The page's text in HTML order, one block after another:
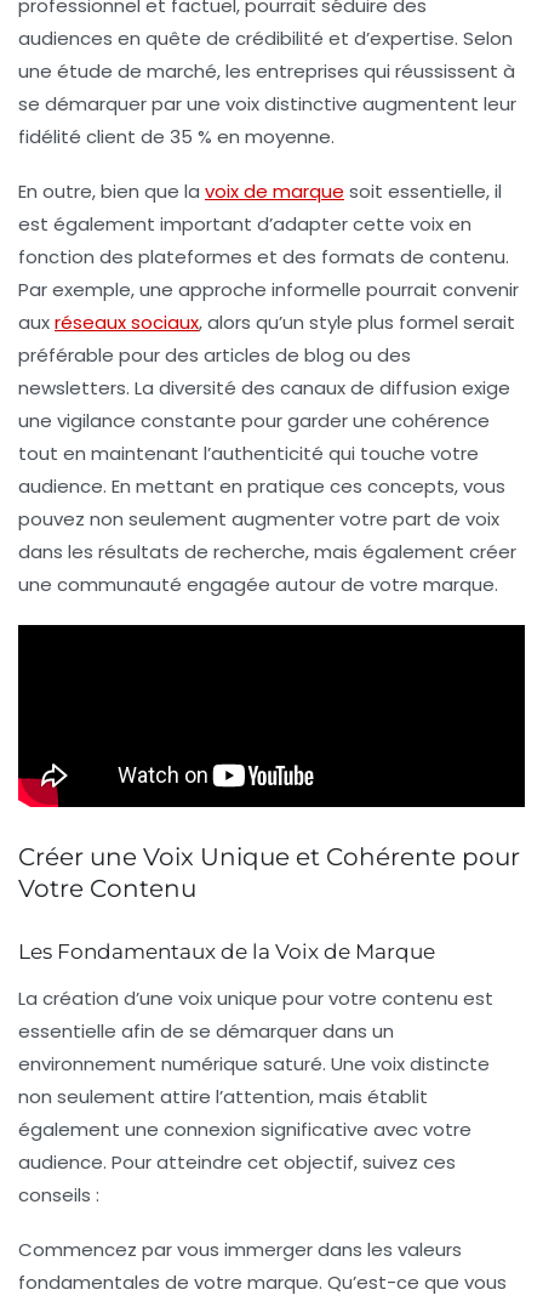
professionnel et factuel, pourrait séduire des
audiences en quête de crédibilité et d’expertise. Selon
une étude de marché, les entreprises qui réussissent à
se démarquer par une voix distinctive augmentent leur
fidélité client de 35 % en moyenne.
En outre, bien que la voix de marque soit essentielle, il
est également important d’adapter cette voix en
fonction des plateformes et des formats de contenu.
Par exemple, une approche informelle pourrait convenir
auxréseaux sociaux, alors qu’un style plus formel serait
préférable pour des articles de blog ou des
newsletters. La diversité des canaux de diffusion exige
une vigilance constante pour garder une cohérence
tout en maintenant l’authenticité qui touche votre
audience. En mettant en pratique ces concepts, vous
pouvez non seulement augmenter votre part de voix
dans les résultats de recherche, mais également créer
une communauté engagée autour de votre marque.
Créer une Voix Unique et Cohérente pour
Votre Contenu
Les Fondamentaux de la Voix de Marque
La création d’une voix unique pour votre contenu est
essentielle afin de se démarquer dans un
environnement numérique saturé. Une voix distincte
non seulement attire l’attention, mais établit
également une connexion significative avec votre
audience. Pour atteindre cet objectif, suivez ces
conseils :
Commencez par vous immerger dans les valeurs
fondamentales de votre marque. Qu’est-ce que vous